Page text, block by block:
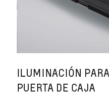
ILUMINACIÓN
PUERTA DE CAJA